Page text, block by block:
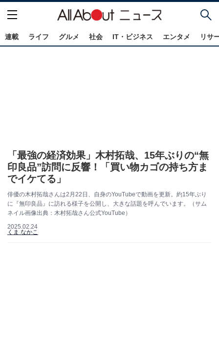
連載 ライフ グルメ 社会 IT・ビジネス エンタメ リサ
「最強の経済効果」木村拓哉、15年ぶりの“無
印良品”訪問に反響！「買い物カゴの持ち方ま
でイケてる」
俳優の木村拓哉さんは2月22日、自身のYouTubeで動画を更新。約15年ぶり
に『無印良品』に訪れる様子を公開し、大きな話題を呼んでいます。（サム
ネイル画像出典：木村拓哉さん公式YouTube）
2025.02.24
くま なかこ